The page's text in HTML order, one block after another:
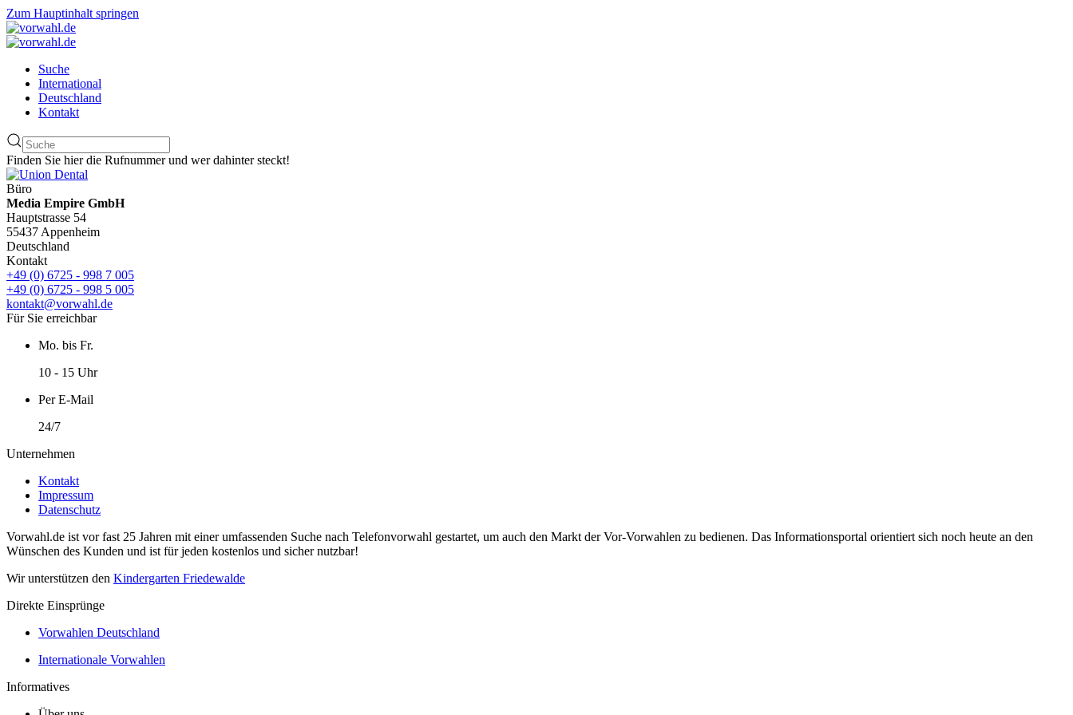
Zum Hauptinhalt springen
Suche
International
Deutschland
Kontakt
Finden Sie hier die Rufnummer und wer dahinter steckt!
Büro
Media Empire GmbH
Hauptstrasse 54
55437 Appenheim
Deutschland
Kontakt
+49 (0) 6725 - 998 7 005
+49 (0) 6725 - 998 5 005
kontakt@vorwahl.de
Für Sie erreichbar
Mo. bis Fr.
10 - 15 Uhr
Per E-Mail
24/7
Unternehmen
Kontakt
Impressum
Datenschutz
Vorwahl.de ist vor fast 25 Jahren mit einer umfassenden Suche nach Telefonvorwahl gestartet, um auch den Markt der Vor-Vorwahlen zu bedienen. Das Informationsportal orientiert sich noch heute an den
Wünschen des Kunden und ist für jeden kostenlos und sicher nutzbar!
Wir unterstützen den Kindergarten Friedewalde
Direkte Einsprünge
Vorwahlen Deutschland
Internationale Vorwahlen
Informatives